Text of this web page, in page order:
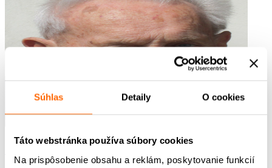
Súhlas Detaily O cookies
Táto webstránka používa súbory cookies
Na prispôsobenie obsahu a reklám, poskytovanie funkcií
Ján Prokop (*1920)